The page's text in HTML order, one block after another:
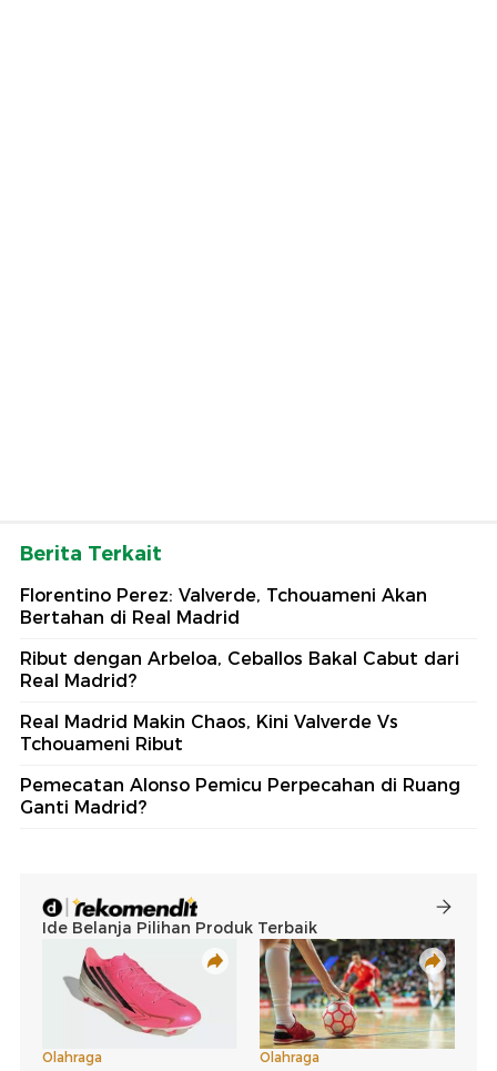
Berita Terkait
Florentino Perez: Valverde, Tchouameni Akan
Bertahan di Real Madrid
Ribut dengan Arbeloa, Ceballos Bakal Cabut dari
Real Madrid?
Real Madrid Makin Chaos, Kini Valverde Vs
Tchouameni Ribut
Pemecatan Alonso Pemicu Perpecahan di Ruang
Ganti Madrid?